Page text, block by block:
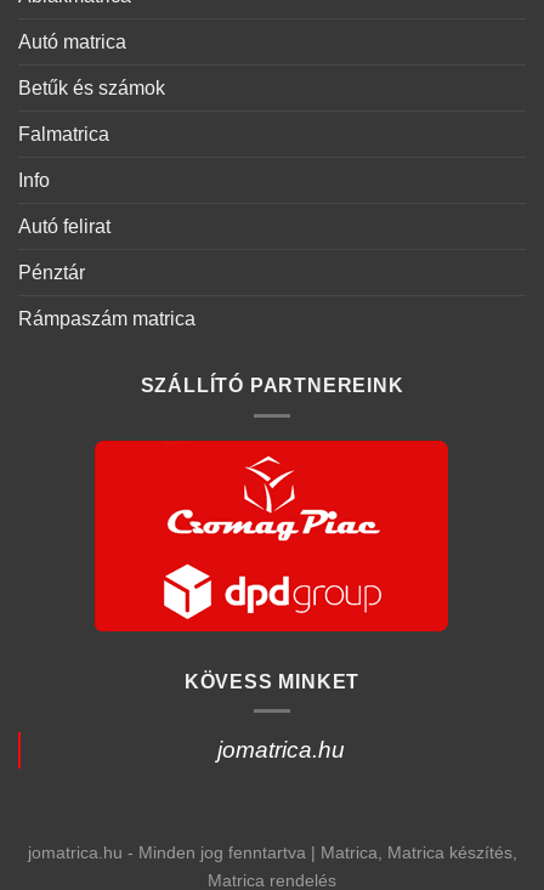
Autó matrica
Betűk és számok
Falmatrica
Info
Autó felirat
Pénztár
Rámpaszám matrica
SZÁLLÍTÓ PARTNEREINK
KÖVESS MINKET
jomatrica.hu
jomatrica.hu - Minden jog fenntartva | Matrica, Matrica készítés,
Matrica rendelés